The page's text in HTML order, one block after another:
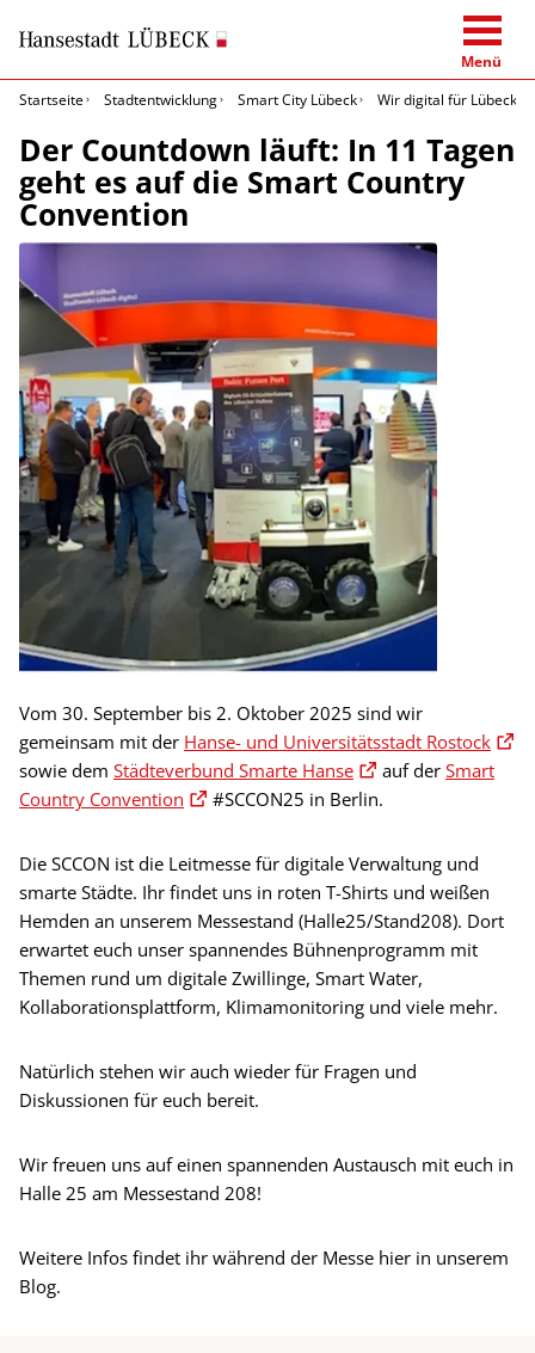
Menü
Startseite
Stadtentwicklung Smart City Lübeck Wir digital für Lübeck
Der Countdown läuft: In 11 Tagen
geht es auf die Smart Country
Convention
Vom 30. September bis 2. Oktober 2025 sind wir
gemeinsam mit der Hanse- und Universitätsstadt Rostock
sowie dem Städteverbund Smarte Hanse auf der Smart
Country Convention
#SCCON25 in Berlin.
Die SCCON ist die Leitmesse für digitale Verwaltung und
smarte Städte. Ihr findet uns in roten T-Shirts und weißen
Hemden an unserem Messestand (Halle25/Stand208). Dort
erwartet euch unser spannendes Bühnenprogramm mit
Themen rund um digitale Zwillinge, Smart Water,
Kollaborationsplattform, Klimamonitoring und viele mehr.
Natürlich stehen wir auch wieder für Fragen und
Diskussionen für euch bereit.
Wir freuen uns auf einen spannenden Austausch mit euch in
Halle 25 am Messestand 208!
Weitere Infos findet ihr während der Messe hier in unserem
Blog.